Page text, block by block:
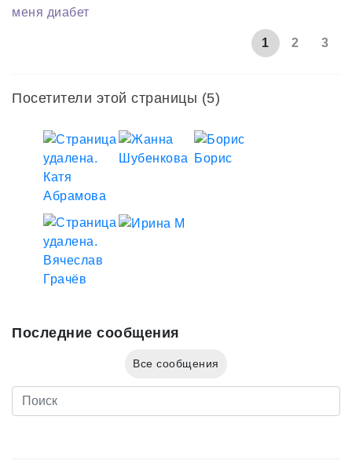
меня диабет
1 2 3
Посетители этой страницы (5)
Последние сообщения
Все сообщения